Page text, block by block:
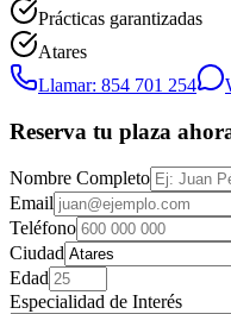
Prácticas garantizadas
Atares
Llamar: 854 701 254
Reserva tu plaza
Nombre Completo
Email
Teléfono
Ciudad
Edad
Especialidad de Interés